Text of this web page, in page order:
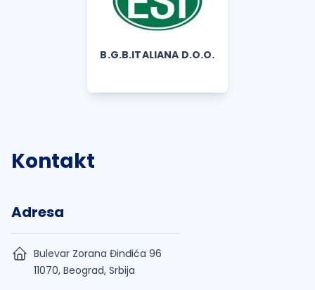
B.G.B.ITALIANA D.O.O.
Kontakt
Adresa
Bulevar Zorana Đinđića 96
11070, Beograd, Srbija